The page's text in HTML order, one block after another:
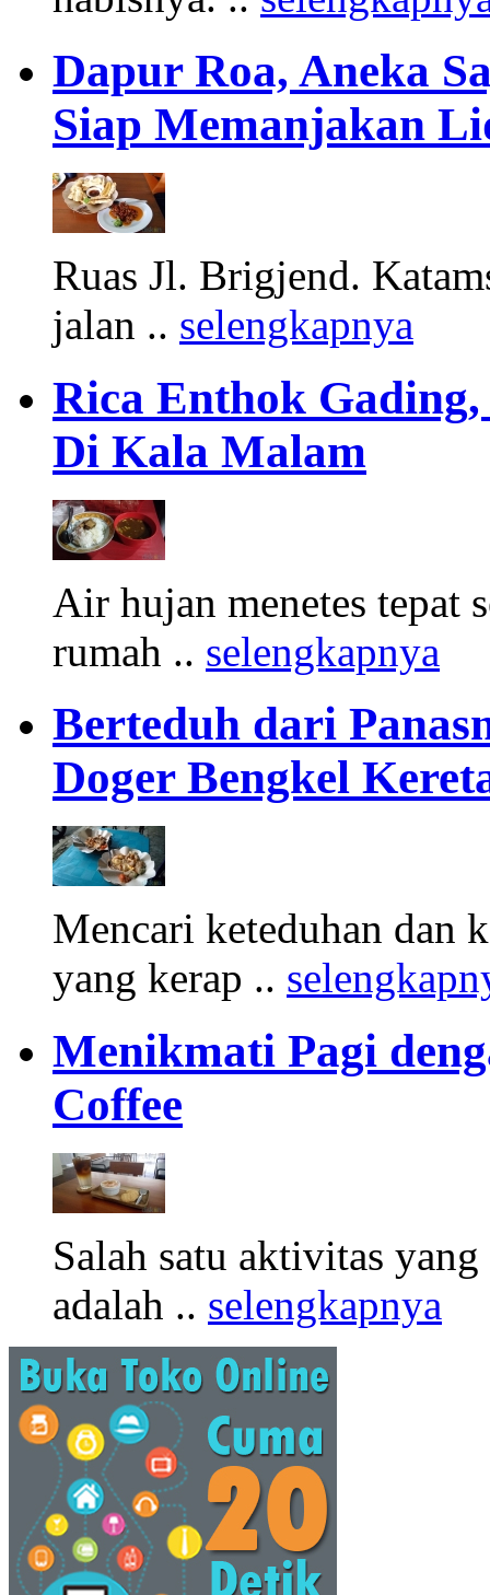
Dapur Roa, Aneka
Siap Memanjakan
Ruas Jl. Brigjend.
jalan .. selengkapnya
Rica Enthok
Di Kala Malam
Air hujan menetes tepat
rumah .. selengkapnya
Berteduh dari
Doger Bengkel
Mencari keteduhan dan
yang kerap ..
Menikmati Pagi
Coffee
Salah satu aktivitas
adalah .. selengkapnya